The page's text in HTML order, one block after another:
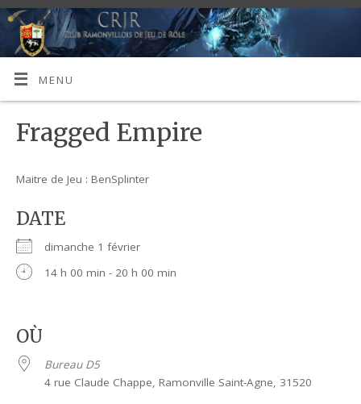
MENU
Fragged Empire
Maitre de Jeu : BenSplinter
DATE
dimanche 1 février
14 h 00 min - 20 h 00 min
OÙ
Bureau D5
4 rue Claude Chappe, Ramonville Saint-Agne, 31520